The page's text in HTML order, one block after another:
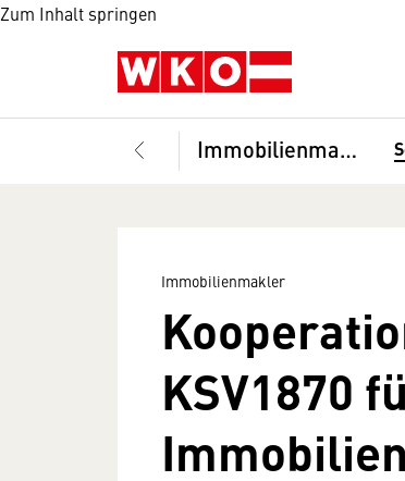
Zum Inhalt springen
Immobilienmakler
Immobilienmakler
KSV1870